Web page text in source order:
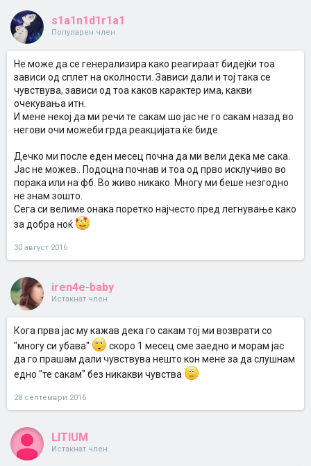
s1a1n1d1r1a1
Популарен член
Не може да се генерализира како реагираат бидејќи тоа
зависи од сплет на околности. Зависи дали и тој така се
чувствува, зависи од тоа каков карактер има, какви
очекувања итн.
И мене некој да ми речи те сакам шо јас не го сакам назад во
негови очи можеби грда реакцијата ќе биде.
Дечко ми после еден месец почна да ми вели дека ме сака.
Јас не можев.. Подоцна почнав и тоа од прво исклучиво во
порака или на фб. Во живо никако. Многу ми беше незгодно
не знам зошто.
Сега си велиме онака поретко најчесто пред легнување како
за добра ноќ
30 август 2016
iren4e-baby
Истакнат член
Кога прва јас му кажав дека го сакам тој ми возврати со
"многу си убава"
скоро 1 месец сме заедно и морам јас
да го прашам дали чувствува нешто кон мене за да слушнам
едно "те сакам" без никакви чувства
28 септември 2016
LITIUM
Истакнат член